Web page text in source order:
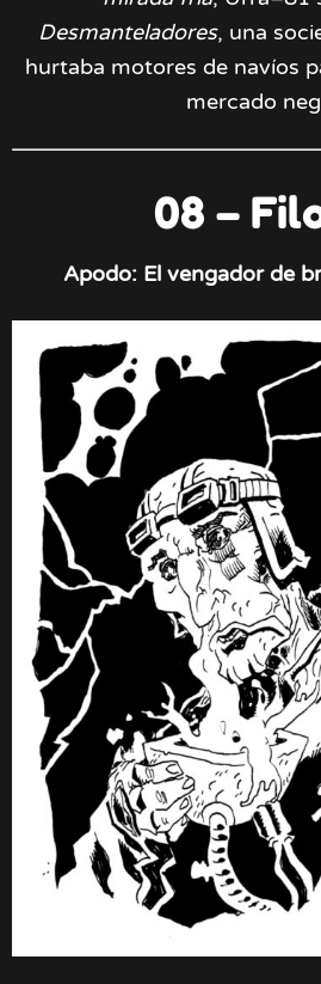
Desmanteladores, una
hurtaba motores de navíos
mercado
08 –
Apodo: El vengador de